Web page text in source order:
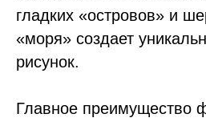
гладких «островов» и
«моря» создает
рисунок.
Главное преимущество